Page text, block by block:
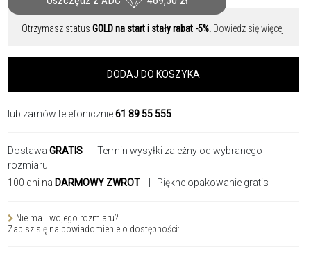
Otrzymasz status GOLD na start i stały rabat -5%. Dowiedz się więcej
DODAJ DO KOSZYKA
lub zamów telefonicznie61 89 55 555
Dostawa GRATIS | Termin wysyłki zależny od wybranego
rozmiaru
100 dni na DARMOWY ZWROT | Piękne opakowanie gratis
Nie ma Twojego rozmiaru?
Zapisz się na powiadomienie o dostępności: